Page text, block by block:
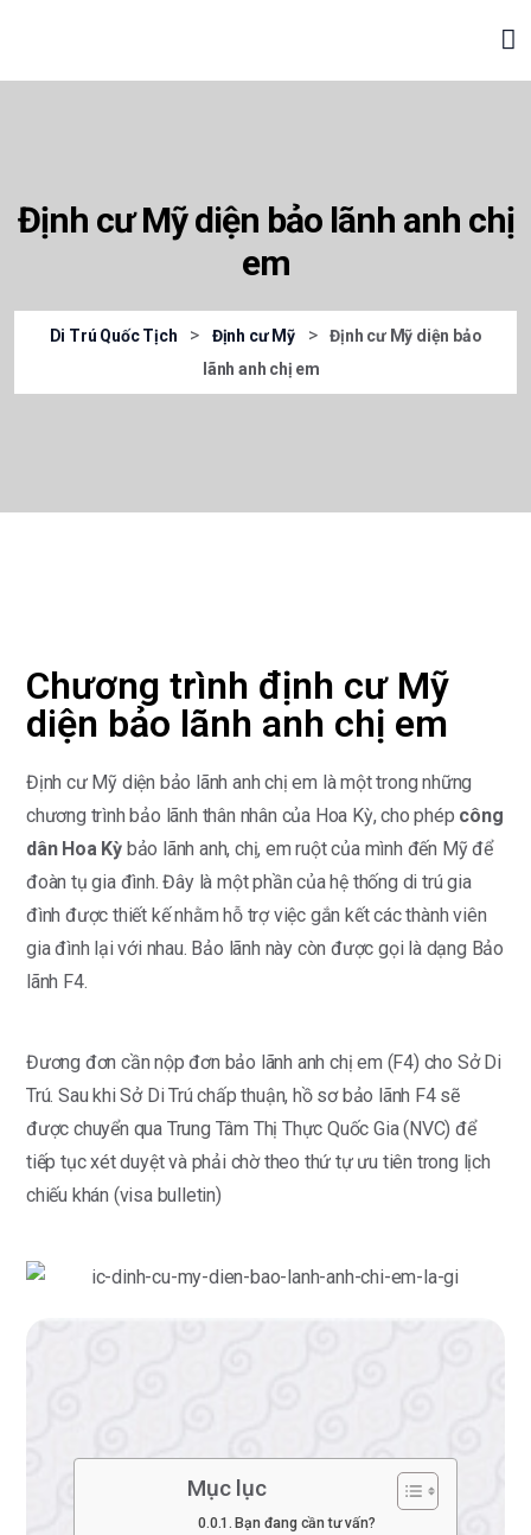
Định cư Mỹ diện bảo lãnh anh chị
em
Di Trú Quốc Tịch > Định cư Mỹ >
Định cư Mỹ diện bảo
lãnh anh chị em
Mục lục
Bạn đang cần tư vấn?
Chương trình định cư Mỹ
diện bảo lãnh anh chị em
Định cư Mỹ diện bảo lãnh anh chị em là một trong những
chương trình bảo lãnh thân nhân của Hoa Kỳ, cho phép công
dân Hoa Kỳ bảo lãnh anh, chị, em ruột của mình đến Mỹ để
đoàn tụ gia đình. Đây là một phần của hệ thống di trú gia
đình được thiết kế nhằm hỗ trợ việc gắn kết các thành viên
gia đình lại với nhau. Bảo lãnh này còn được gọi là dạng Bảo
lãnh F4.
Đương đơn cần nộp đơn bảo lãnh anh chị em (F4) cho Sở Di
Trú. Sau khi Sở Di Trú chấp thuận, hồ sơ bảo lãnh F4 sẽ
được chuyển qua Trung Tâm Thị Thực Quốc Gia (NVC) để
tiếp tục xét duyệt và phải chờ theo thứ tự ưu tiên trong lịch
chiếu khán (visa bulletin)